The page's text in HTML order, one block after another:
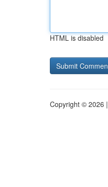
HTML is disabled
Copyright © 2026 |